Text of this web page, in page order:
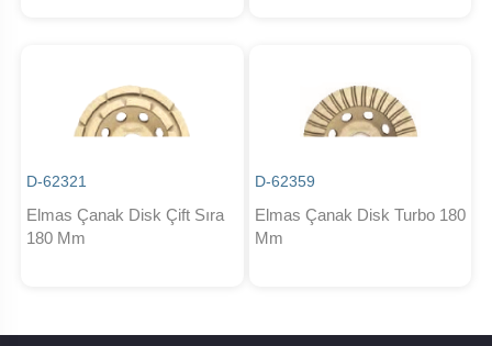
D-62321
Elmas Çanak Disk Çift Sıra
180 Mm
D-62359
Elmas Çanak Disk Turbo 180
Mm